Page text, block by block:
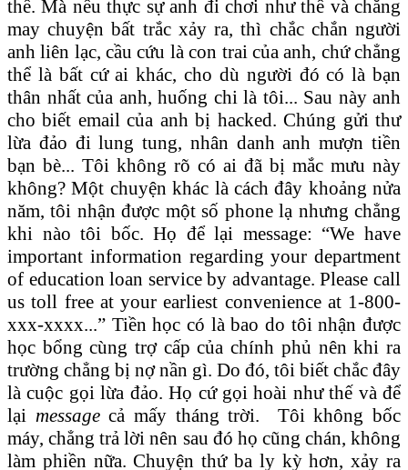
thể. Mà nếu thực sự anh đi chơi như thế và chẳng
may chuyện bất trắc xảy ra, thì chắc chắn người
anh liên lạc, cầu cứu là con trai của anh, chứ chẳng
thể là bất cứ ai khác, cho dù người đó có là bạn
thân nhất của anh, huống chi là tôi... Sau này anh
cho biết email của anh bị hacked. Chúng gửi thư
lừa đảo đi lung tung, nhân danh anh mượn tiền
bạn bè... Tôi không rõ có ai đã bị mắc mưu này
không? Một chuyện khác là cách đây khoảng nửa
năm, tôi nhận được một số phone lạ nhưng chẳng
khi nào tôi bốc. Họ để lại message: “We have
important information regarding your department
of education loan service by advantage. Please call
us toll free at your earliest convenience at 1-800-
xxx-xxxx...” Tiền học có là bao do tôi nhận được
học bổng cùng trợ cấp của chính phủ nên khi ra
trường chẳng bị nợ nần gì. Do đó, tôi biết chắc đây
là cuộc gọi lừa đảo. Họ cứ gọi hoài như thế và để
lại messagecả mấy tháng trời. Tôi không bốc
máy, chẳng trả lời nên sau đó họ cũng chán, không
làm phiền nữa. Chuyện thứ ba ly kỳ hơn, xảy ra